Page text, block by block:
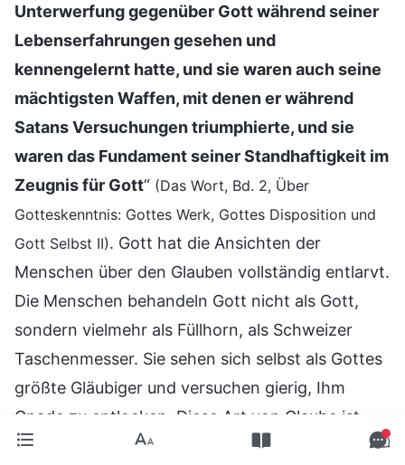
Unterwerfung gegenüber Gott während seiner
Lebenserfahrungen gesehen und
kennengelernt hatte, und sie waren auch seine
mächtigsten Waffen, mit denen er während
Satans Versuchungen triumphierte, und sie
waren das Fundament seiner Standhaftigkeit im
Zeugnis für Gott“ (Das Wort, Bd. 2, Über
Gotteskenntnis: Gottes Werk, Gottes Disposition und
Gott Selbst II). Gott hat die Ansichten der
Menschen über den Glauben vollständig entlarvt.
Die Menschen behandeln Gott nicht als Gott,
sondern vielmehr als Füllhorn, als Schweizer
Taschenmesser. Sie sehen sich selbst als Gottes
größte Gläubiger und versuchen gierig, Ihm
Gnade zu entlocken. Diese Art von Glaube ist
unrein, ein Tauschgeschäft, und entbehrt jeder